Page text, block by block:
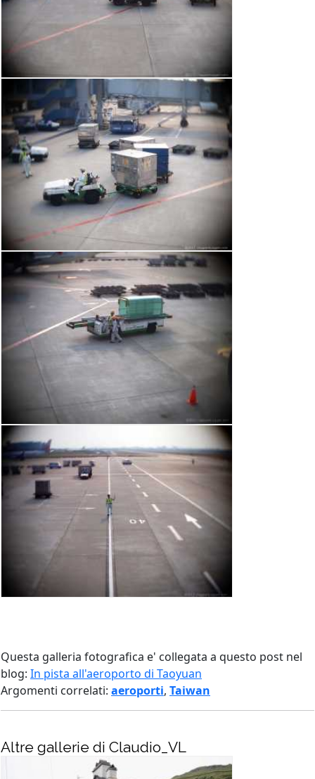
Questa galleria fotografica e' collegata a questo post nel
blog: In pista all'aeroporto di Taoyuan
Argomenti correlati: aeroporti, Taiwan
Altre gallerie di Claudio_VL